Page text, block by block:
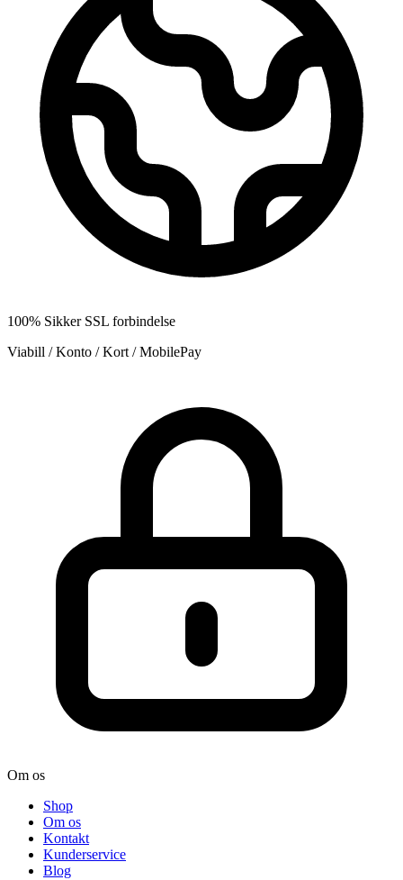
100% Sikker SSL forbindelse
Viabill / Konto / Kort / MobilePay
Om os
Shop
Om os
Kontakt
Kunderservice
Blog